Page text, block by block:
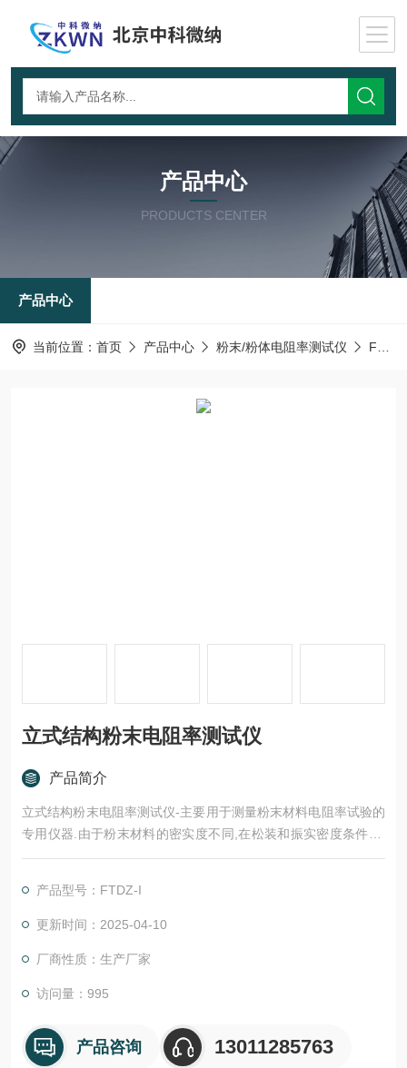
产品中心
PRODUCTS CENTER
产品中心
当前位置： 首页 产品中心 粉末/粉体电阻率测试仪 FTDZ-I-粉末电阻率测试仪
立式结构粉末电阻率测试仪
产品简介
立式结构粉末电阻率测试仪-主要用于测量粉末材料电阻率试验的
专用仪器.由于粉末材料的密实度不同,在松装和振实密度条件下,
所测试得到的数据是不同的,所以测试粉末电阻,要求在规定的压力
产品型号：FTDZ-I
更新时间：2025-04-10
厂商性质：生产厂家
访问量：995
产品咨询 13011285763